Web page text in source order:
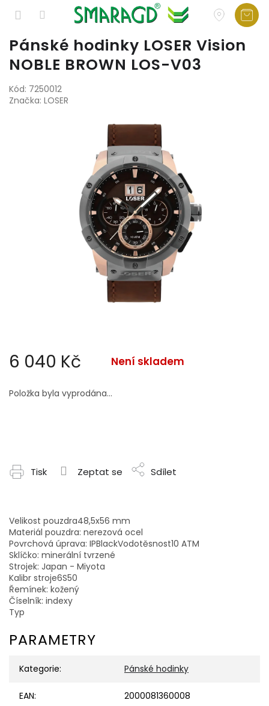
Přejít
obsah
Pánské hodinky LOSER Vision
NOBLE BROWN LOS-V03
Kód: 7250012
Značka: LOSER
6 040 Kč Není skladem
cena:
Položka byla vyprodána…
Tisk Zeptat se Sdílet
Velikost pouzdra48,5x56 mm
Materiál pouzdra: nerezová ocel
Povrchová úprava: IPBlackVodotěsnost10 ATM
Sklíčko: minerální tvrzené
Strojek: Japan - Miyota
Kalibr stroje6S50
Řemínek: kožený
Číselník: indexy
Typ
PARAMETRY
Kategorie: Pánské hodinky
EAN: 2000081360008